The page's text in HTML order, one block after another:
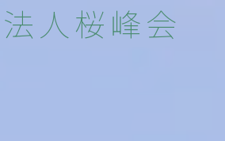
人桜峰会